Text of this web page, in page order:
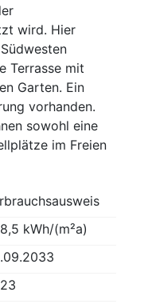
wird. Hier
Terrasse mit
Garten. Ein
vorhanden.
sowohl eine
im Freien
kWh/(m²a)